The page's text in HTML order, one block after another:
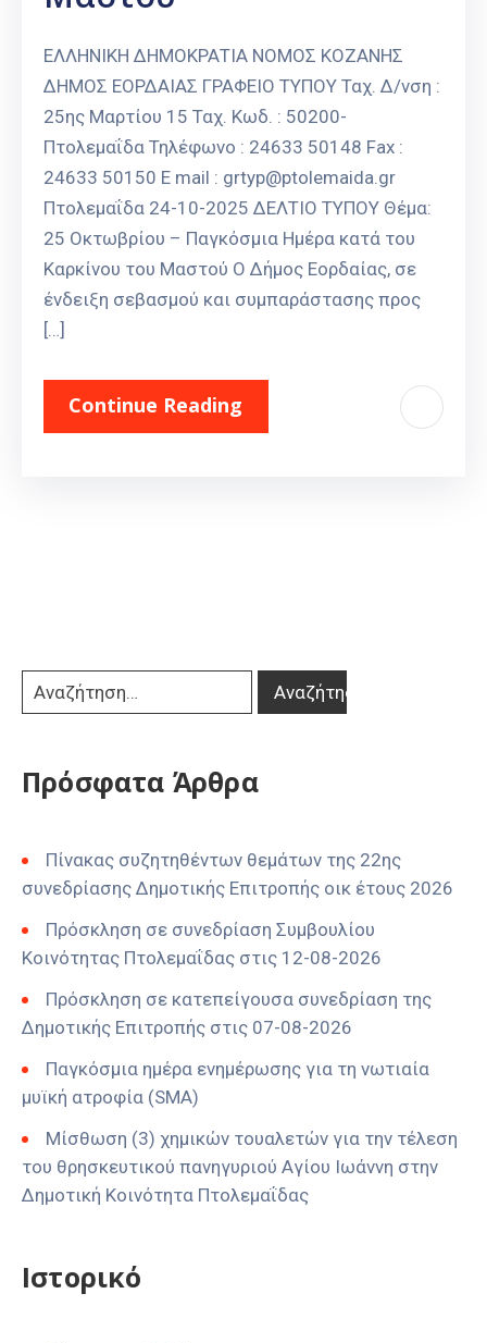
ΕΛΛΗΝΙΚΗ ΔΗΜΟΚΡΑΤΙΑ ΝΟΜΟΣ ΚΟΖΑΝΗΣ
ΔΗΜΟΣ ΕΟΡΔΑΙΑΣ ΓΡΑΦΕΙΟ ΤΥΠΟΥ Ταχ. Δ/νση :
25ης Μαρτίου 15 Ταχ. Κωδ. : 50200-
Πτολεμαΐδα Τηλέφωνο : 24633 50148 Fax :
24633 50150 E mail : grtyp@ptolemaida.gr
Πτολεμαΐδα 24-10-2025 ΔΕΛΤΙΟ ΤΥΠΟΥ Θέμα:
25 Οκτωβρίου – Παγκόσμια Ημέρα κατά του
Καρκίνου του Μαστού Ο Δήμος Εορδαίας, σε
ένδειξη σεβασμού και συμπαράστασης προς
[…]
Continue Reading
Πρόσφατα Άρθρα
Πίνακας συζητηθέντων θεμάτων της 22ης
συνεδρίασης Δημοτικής Επιτροπής οικ έτους 2026
Πρόσκληση σε συνεδρίαση Συμβουλίου
Κοινότητας Πτολεμαΐδας στις 12-08-2026
Πρόσκληση σε κατεπείγουσα συνεδρίαση της
Δημοτικής Επιτροπής στις 07-08-2026
Παγκόσμια ημέρα ενημέρωσης για τη νωτιαία
μυϊκή ατροφία (SMA)
Μίσθωση (3) χημικών τουαλετών για την τέλεση
του θρησκευτικού πανηγυριού Αγίου Ιωάννη στην
Δημοτική Κοινότητα Πτολεμαΐδας
Ιστορικό